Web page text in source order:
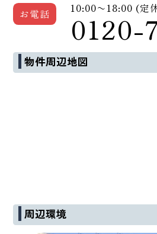
お電話 10:00〜18:00 (定
0120-
物件周辺地図
周辺環境